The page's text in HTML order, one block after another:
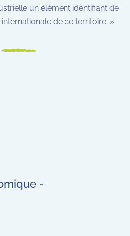
un élément identifiant de
internationale de ce territoire. »
-